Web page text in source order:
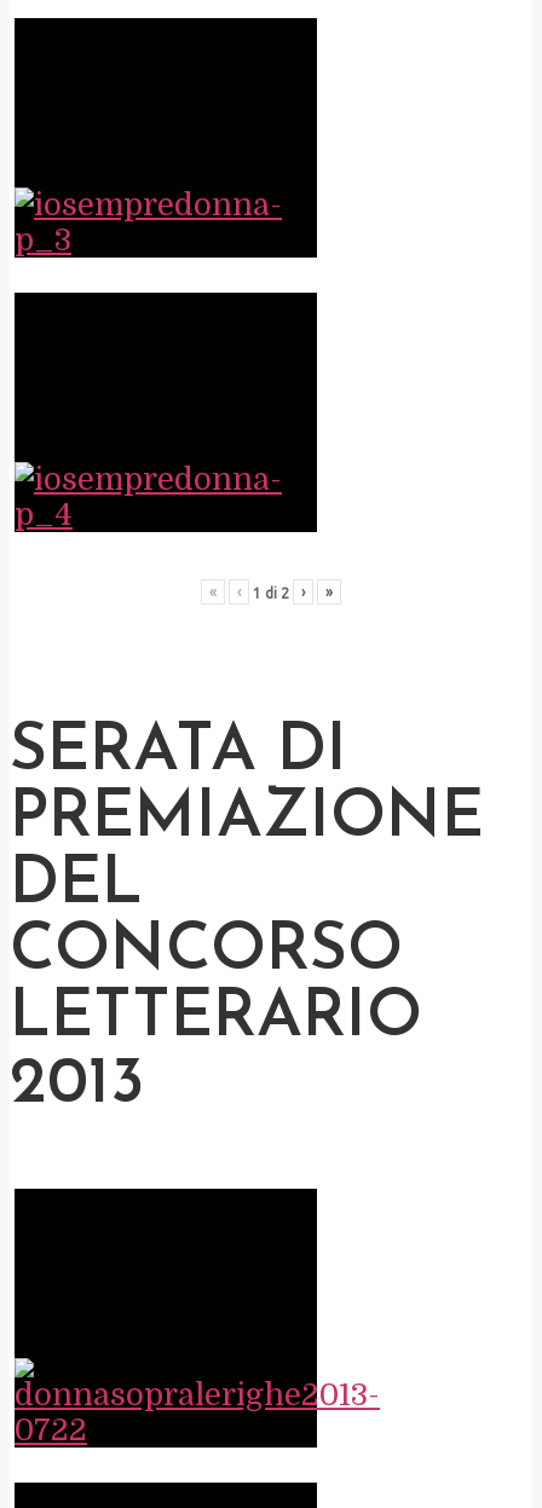
« ‹ 1 di 2 › »
SERATA DI
PREMIAZIONE
DEL
CONCORSO
LETTERARIO
2013